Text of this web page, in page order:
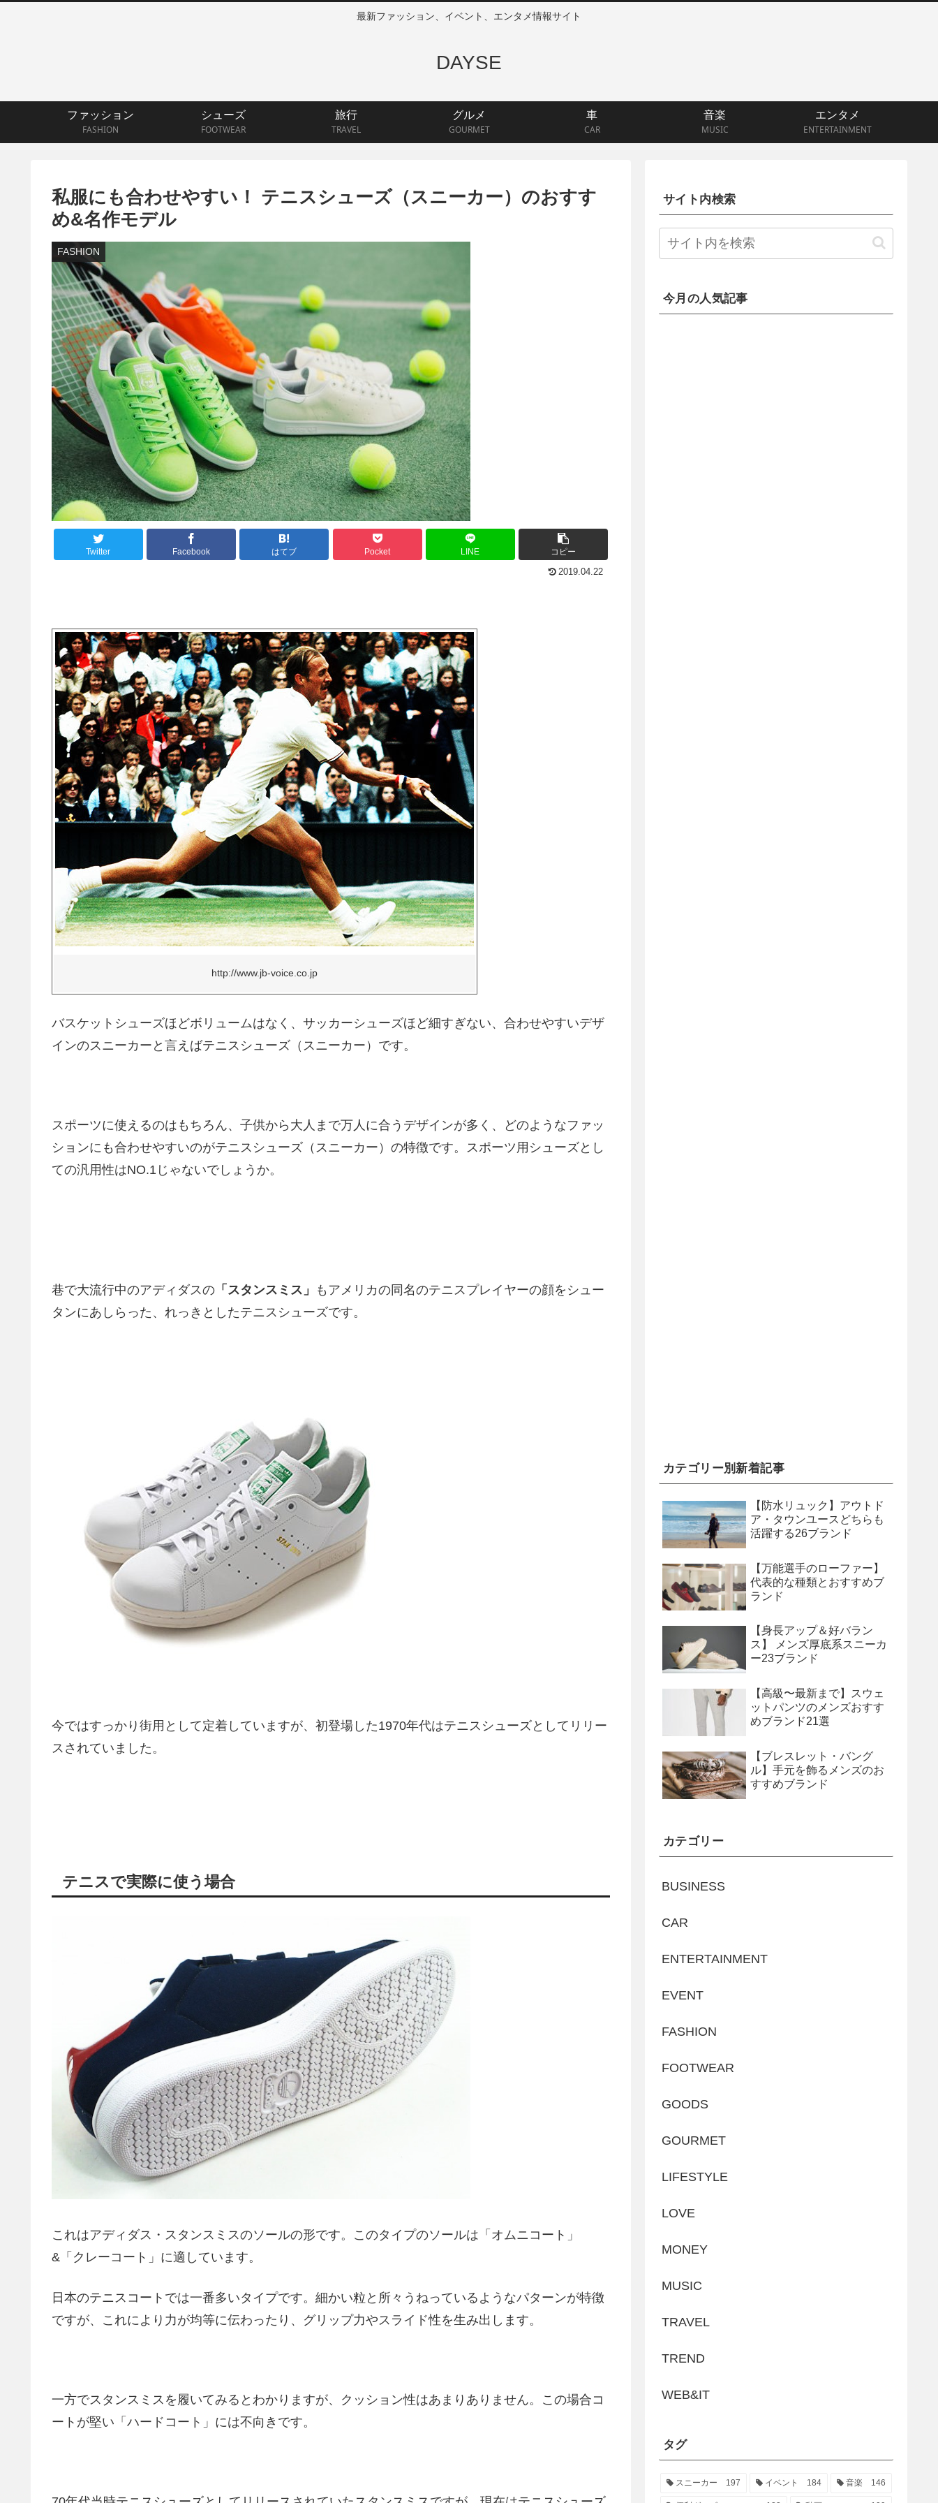
最新ファッション、イベント、エンタメ情報サイト
DAYSE
ファッション
FASHION
シューズ
FOOTWEAR
旅行
TRAVEL
グルメ
GOURMET
車
CAR
音楽
MUSIC
エンタメ
ENTERTAINMENT
私服にも合わせやすい！ テニスシューズ（スニーカー）のおすす
め&名作モデル
FASHION
Twitter Facebook はてブ Pocket LINE コピー
2019.04.22
http://www.jb-voice.co.jp
バスケットシューズほどボリュームはなく、サッカーシューズほど細すぎない、合わせやすいデザ
インのスニーカーと言えばテニスシューズ（スニーカー）です。
スポーツに使えるのはもちろん、子供から大人まで万人に合うデザインが多く、どのようなファッ
ションにも合わせやすいのがテニスシューズ（スニーカー）の特徴です。スポーツ用シューズとし
ての汎用性はNO.1じゃないでしょうか。
巷で大流行中のアディダスの 「スタンスミス」
もアメリカの同名のテニスプレイヤーの顔をシュー
タンにあしらった、れっきとしたテニスシューズです。
今ではすっかり街用として定着していますが、初登場した1970年代はテニスシューズとしてリリー
スされていました。
テニスで実際に使う場合
これはアディダス・スタンスミスのソールの形です。このタイプのソールは「オムニコート」
&「クレーコート」に適しています。
日本のテニスコートでは一番多いタイプです。細かい粒と所々うねっているようなパターンが特徴
ですが、これにより力が均等に伝わったり、グリップ力やスライド性を生み出します。
一方でスタンスミスを履いてみるとわかりますが、クッション性はあまりありません。この場合コ
ートが堅い「ハードコート」には不向きです。
サイト内検索
今月の人気記事
カテゴリー別新着記事
【防水リュック】アウトド
ア・タウンユースどちらも
活躍する26ブランド
【万能選手のローファー】
代表的な種類とおすすめブ
ランド
【身長アップ＆好バラン
ス】 メンズ厚底系スニーカ
ー23ブランド
【高級〜最新まで】スウェ
ットパンツのメンズおすす
めブランド21選
【ブレスレット・バング
ル】手元を飾るメンズのお
すすめブランド
カテゴリー
BUSINESS
CAR
ENTERTAINMENT
EVENT
FASHION
FOOTWEAR
GOODS
GOURMET
LIFESTYLE
LOVE
MONEY
MUSIC
TRAVEL
TREND
WEB&IT
タグ
スニーカー 197 イベント 184 音楽 146